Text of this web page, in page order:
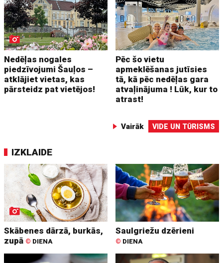
Nedēļas nogales
piedzīvojumi Šauļos –
atklājiet vietas, kas
pārsteidz pat vietējos!
Pēc šo vietu
apmeklēšanas jutīsies
tā, kā pēc nedēļas gara
atvaļinājuma ! Lūk, kur to
atrast!
Vairāk VIDE UN TŪRISMS
IZKLAIDE
Skābenes dārzā, burkās,
zupā © DIENA
Saulgriežu dzērieni
© DIENA